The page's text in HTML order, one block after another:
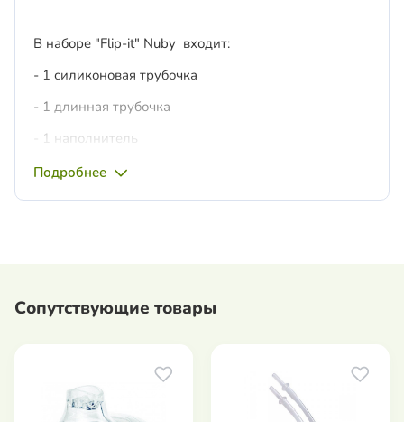
В наборе "Flip-it" Nuby входит:
- 1 силиконовая трубочка
- 1 длинная трубочка
- 1 наполнитель
- 1 щёточка
Возраст: от 9 месяцев
Подробнее
Сопутствующие товары